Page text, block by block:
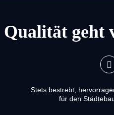
Stets bestrebt,
für den